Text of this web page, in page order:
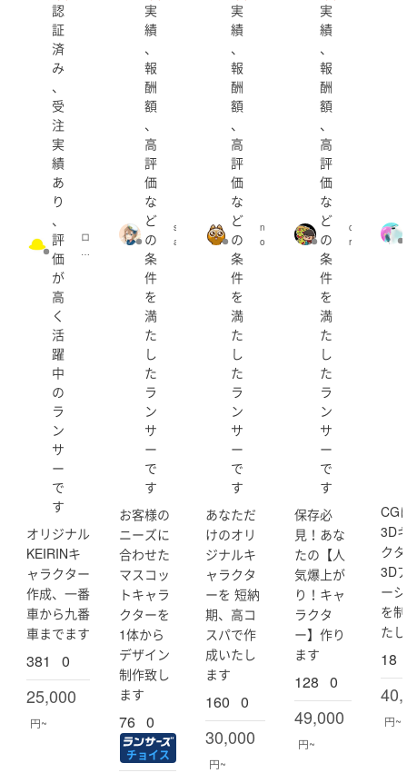
認
証
済
み
、
受
注
実
績
あ
り
、
評
価
が
高
く
活
躍
中
の
ラ
ン
サ
ー
で
す
ロ
ゴ
オリジナル
KEIRINキ
ャラクター
作成、一番
車から九番
車までます
381 0
25,000
円~
実
績
、
報
酬
額
、
高
評
価
な
ど
の
条
件
を
満
た
し
た
ラ
ン
サ
ー
で
す
s
a
お客様の
ニーズに
合わせた
マスコッ
トキャラ
クターを
1体から
デザイン
制作致し
ます
76 0
チョイス
実
績
、
報
酬
額
、
高
評
価
な
ど
の
条
件
を
満
た
し
た
ラ
ン
サ
ー
で
す
n
o
あなただ
けのオリ
ジナルキ
ャラクタ
ーを 短納
期、高コ
スパで作
成いたし
ます
160 0
30,000
円~
実
績
、
報
酬
額
、
高
評
価
な
ど
の
条
件
を
満
た
し
た
ラ
ン
サ
ー
で
す
c
r
保存必
見！あな
たの【人
気爆上が
り！キャ
ラクタ
ー】作り
ます
128 0
49,000
円~
CG
3D
ク
3D
ー
を
た
18
円~